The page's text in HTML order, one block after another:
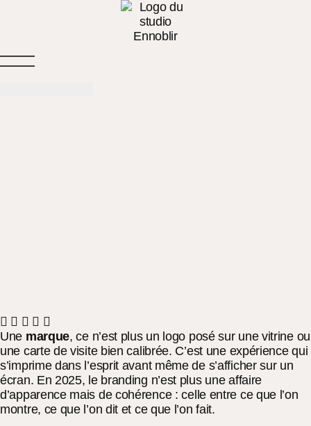
Une marque, ce n’est plus un logo posé sur une vitrine ou
une carte de visite bien calibrée. C’est une expérience qui
s’imprime dans l’esprit avant même de s’afficher sur un
écran. En 2025, le branding n’est plus une affaire
d’apparence mais de cohérence : celle entre ce que l’on
montre, ce que l’on dit et ce que l’on fait.